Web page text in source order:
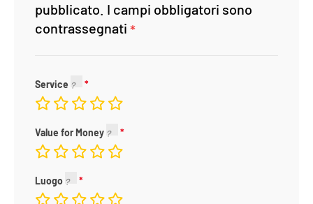
pubblicato. I campi obbligatori sono
contrassegnati *
Service
Value for Money
Luogo